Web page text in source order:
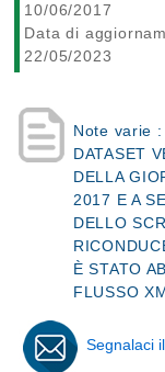
10/06/2017
Data di
22/05/2023
Note varie :
DATASET
DELLA
2017 E A
DELLO
È STATO
FLUSSO
Segnalaci